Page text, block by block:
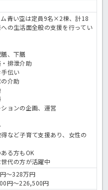
ム青い空は定員9名×2棟、計18
の生活面全般の支援を行ってい
、下膳
排泄介助
伝い
介助
ョンの企画、運営
など子育て支援あり、女性の
る方もOK
代の方が活躍中
～328万円
円～226,500円